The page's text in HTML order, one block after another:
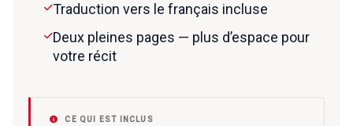
Traduction vers le français incluse
Deux pleines pages — plus d’espace pour
votre récit
CE QUI EST INCLUS